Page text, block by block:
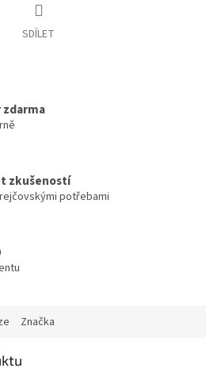
SDÍLET
zdarma
zkušeností
potřebami
Značka